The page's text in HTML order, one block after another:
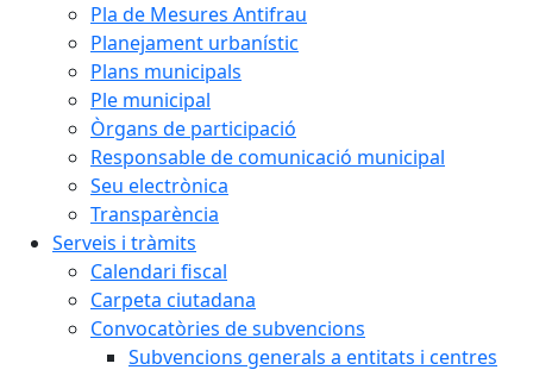
Pla de Mesures Antifrau
Planejament urbanístic
Plans municipals
Ple municipal
Òrgans de participació
Responsable de comunicació municipal
Seu electrònica
Transparència
Serveis i tràmits
Calendari fiscal
Carpeta ciutadana
Convocatòries de subvencions
Subvencions generals a entitats i centres